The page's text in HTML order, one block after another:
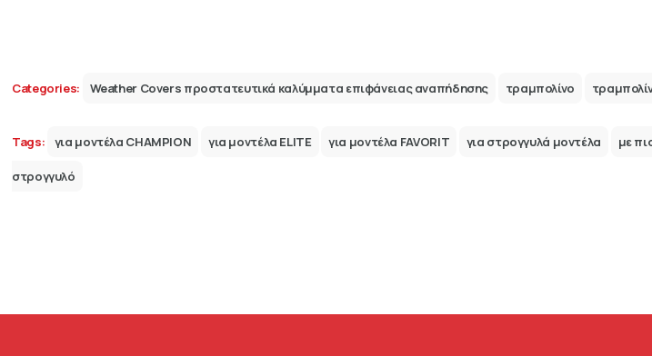
Categories: Weather Covers προστατευτικά καλύμματα επιφάνειας αναπήδησης τραμπολίνο
Tags: για μοντέλα CHAMPION για μοντέλα ELITE για μοντέλα FAVORIT για στρογγυλά μοντέλα με
στρογγυλό